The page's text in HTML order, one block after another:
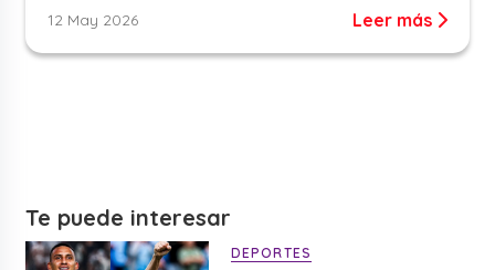
12 May 2026 Leer más
Te puede interesar
DEPORTES